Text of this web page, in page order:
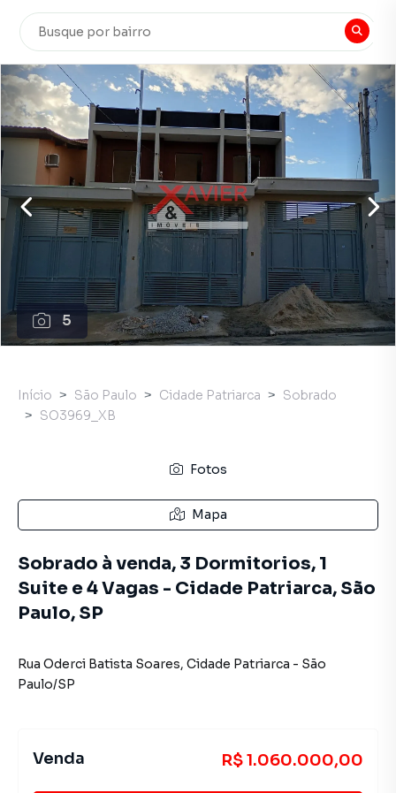
5
Início São Paulo Cidade Patriarca
Sobrado
SO3969_XB
Fotos
Mapa
Sobrado à venda, 3 Dormitorios, 1
Suite e 4 Vagas - Cidade Patriarca, São
Paulo, SP
Rua Oderci Batista Soares, Cidade Patriarca - São
Paulo/SP
Venda R$ 1.060.000,00